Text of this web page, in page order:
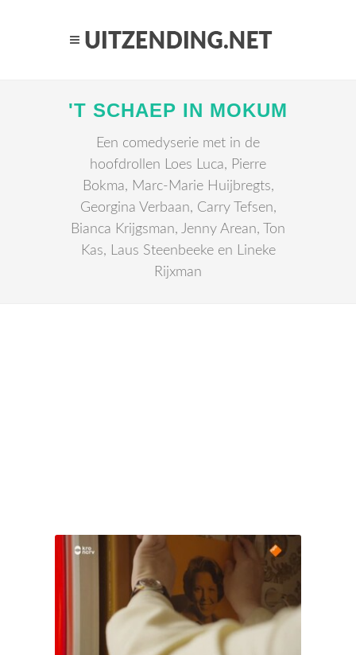
'T SCHAEP IN MOKUM
Een comedyserie met in de
hoofdrollen Loes Luca, Pierre
Bokma, Marc-Marie Huijbregts,
Georgina Verbaan, Carry Tefsen,
Bianca Krijgsman, Jenny Arean, Ton
Kas, Laus Steenbeeke en Lineke
Rijxman